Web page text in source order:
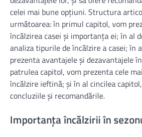
celei mai bune opțiuni. Structura
următoarea: în primul capitol, vom
încălzirea casei și importanța ei; în al
analiza tipurile de încălzire a casei; în
prezenta avantajele și dezavantajele
patrulea capitol, vom prezenta cele
încălzire ieftină; și în al cincilea
concluziile și recomandările.
Importanța încălzirii în